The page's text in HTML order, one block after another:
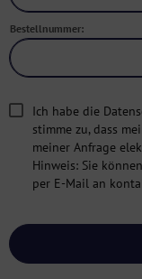
Bestellnummer:
Ich habe die
stimme zu, dass
meiner Anfrage
Hinweis: Sie
per E-Mail an